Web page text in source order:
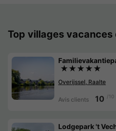
Top villages vacances
★★★★★
Overijssel, Raalte
Avis clients 10 /10
Lodgepark 't